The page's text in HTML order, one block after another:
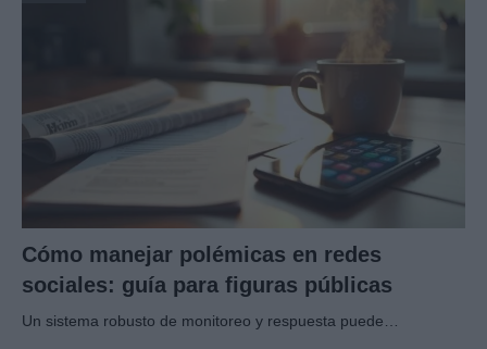
Cómo manejar polémicas en redes
sociales: guía para figuras públicas
Un sistema robusto de monitoreo y respuesta puede…